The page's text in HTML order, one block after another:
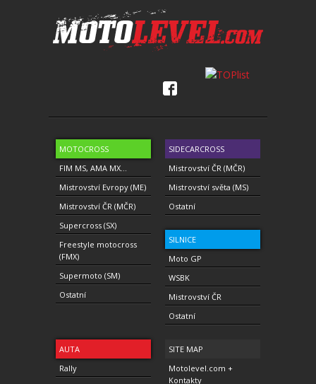
MOTOCROSS
FIM MS, AMA MX...
Mistrovství Evropy (ME)
Mistrovství ČR (MČR)
Supercross (SX)
Freestyle motocross
(FMX)
Supermoto (SM)
Ostatní
SIDECARCROSS
Mistrovství ČR (MČR)
Mistrovství světa (MS)
Ostatní
SILNICE
Moto GP
WSBK
Mistrovství ČR
Ostatní
AUTA
Rally
SITE MAP
Motolevel.com +
Kontakty